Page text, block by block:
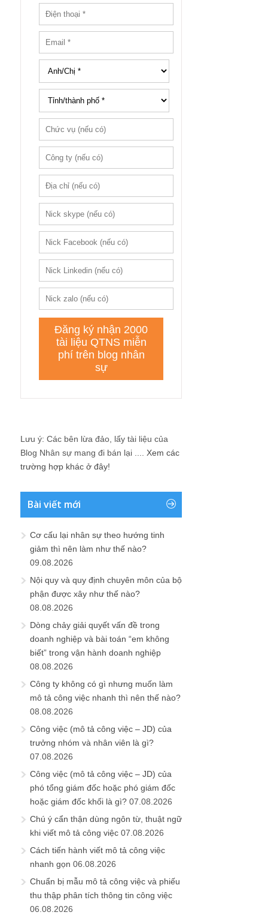
Lưu ý: Các bên lừa đảo, lấy tài liệu của
Blog Nhân sự mang đi bán lại .... Xem các
trường hợp khác ở đây!
Bài viết mới
Cơ cấu lại nhân sự theo hướng tinh
giảm thì nên làm như thế nào?
09.08.2026
Nội quy và quy định chuyên môn của bộ
phận được xây như thế nào?
08.08.2026
Dòng chảy giải quyết vấn đề trong
doanh nghiệp và bài toán “em không
biết” trong vận hành doanh nghiệp
08.08.2026
Công ty không có gì nhưng muốn làm
mô tả công việc nhanh thì nên thế nào?
08.08.2026
Công việc (mô tả công việc – JD) của
trưởng nhóm và nhân viên là gì?
07.08.2026
Công việc (mô tả công việc – JD) của
phó tổng giám đốc hoặc phó giám đốc
hoặc giám đốc khối là gì? 07.08.2026
Chú ý cẩn thận dùng ngôn từ, thuật ngữ
khi viết mô tả công việc 07.08.2026
Cách tiến hành viết mô tả công việc
nhanh gọn 06.08.2026
Chuẩn bị mẫu mô tả công việc và phiếu
thu thập phân tích thông tin công việc
06.08.2026